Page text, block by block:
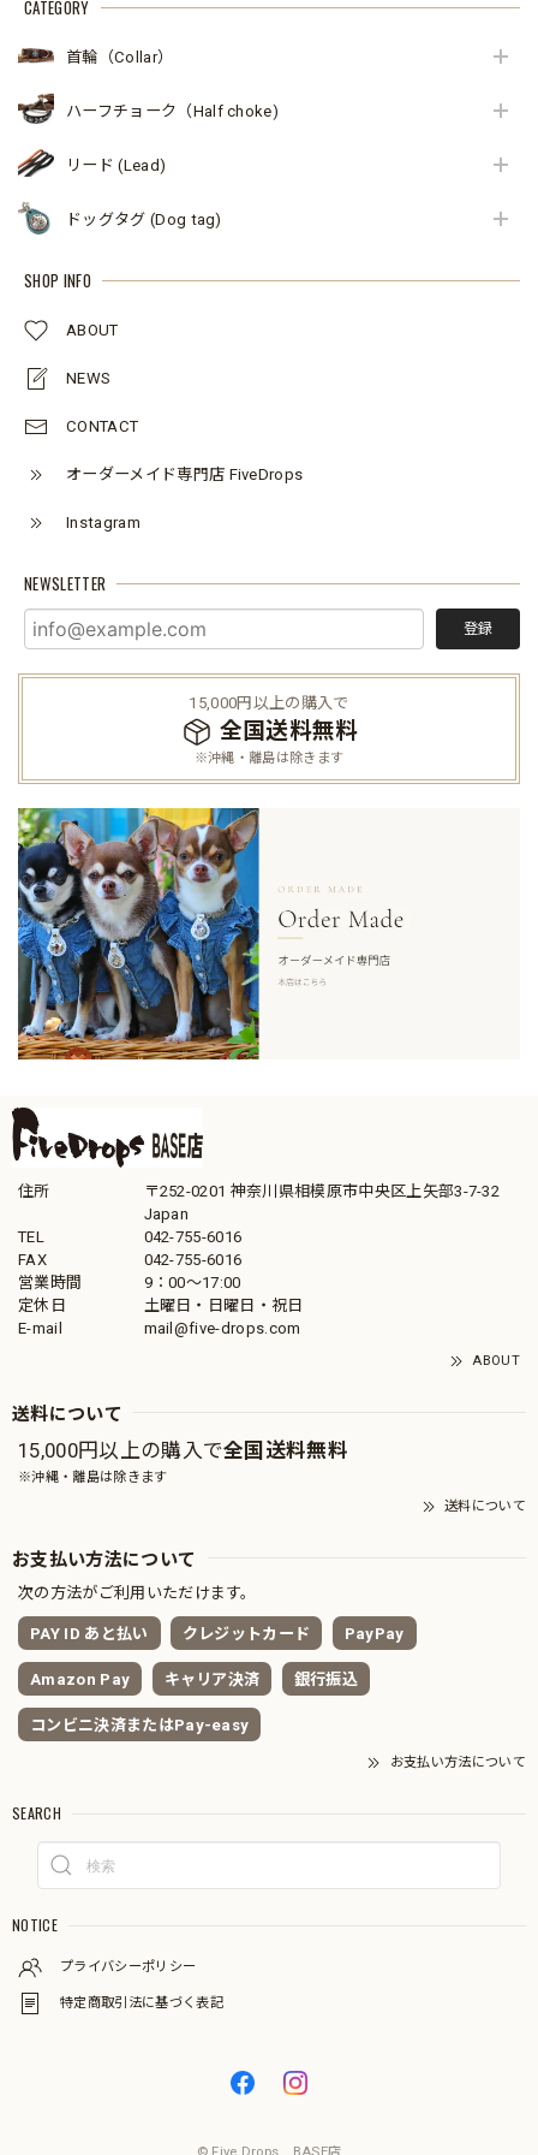
CATEGORY
首輪（Collar）
ハーフチョーク（Half choke)
リード (Lead)
ドッグタグ (Dog tag)
SHOP INFO
ABOUT
NEWS
CONTACT
オーダーメイド専門店 FiveDrops
Instagram
NEWSLETTER
登録
15,000円以上の購入で
全国送料無料
※沖縄・離島は除きます
住所
〒252-0201 神奈川県相模原市中央区上矢部3-7-32
Japan
TEL
042-755-6016
FAX
042-755-6016
営業時間
9：00～17:00
定休日
土曜日・日曜日・祝日
E-mail
mail@five-drops.com
ABOUT
送料について
15,000円以上の購入で全国送料無料
※沖縄・離島は除きます
送料について
お支払い方法について
次の方法がご利用いただけます。
PAY ID あと払い クレジットカード PayPay
Amazon Pay キャリア決済 銀行振込
コンビニ決済またはPay-easy
お支払い方法について
SEARCH
NOTICE
プライバシーポリシー
特定商取引法に基づく表記
© Five Drops BASE店